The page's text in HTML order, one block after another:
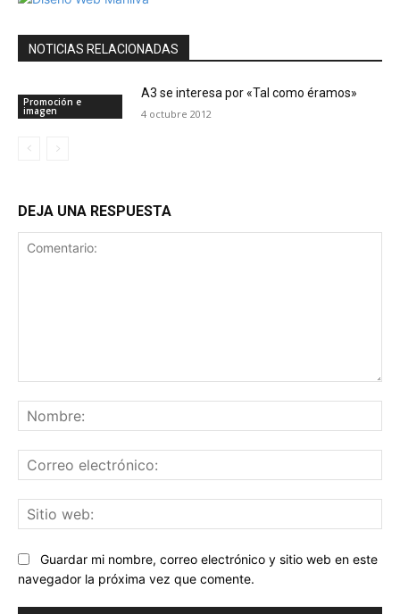
NOTICIAS RELACIONADAS
Promoción e
imagen
A3 se interesa por «Tal como éramos»
4 octubre 2012
DEJA UNA RESPUESTA
Guardar mi nombre, correo electrónico y sitio web en este
navegador la próxima vez que comente.